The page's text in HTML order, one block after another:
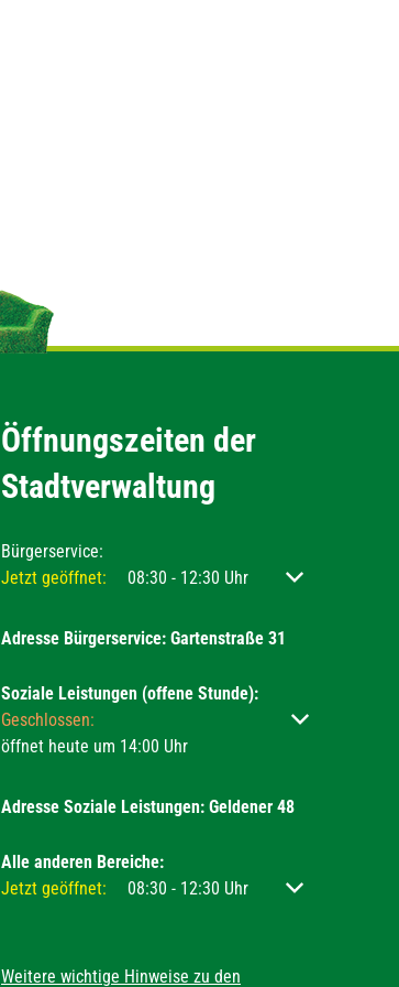
Öffnungszeiten der
Stadtverwaltung
Bürgerservice:
Klicken, um weitere Öffnungs- oder Schließzeiten
Jetzt geöffnet: 08:30 - 12:30 Uhr Von 08:30 bis
Adresse Bürgerservice: Gartenstraße 31
Soziale Leistungen (offene Stunde):
Klicken, um weitere Öffnungs- oder Schließzeiten
Geschlossen:
öffnet heute um 14:00 Uhr
Adresse Soziale Leistungen: Geldener 48
Alle anderen Bereiche:
Klicken, um weitere Öffnungs- oder Schließzeiten
Jetzt geöffnet: 08:30 - 12:30 Uhr Von 08:30 bis
Weitere wichtige Hinweise zu den